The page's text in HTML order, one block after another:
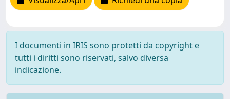
I documenti in IRIS sono protetti da copyright e
tutti i diritti sono riservati, salvo diversa
indicazione.